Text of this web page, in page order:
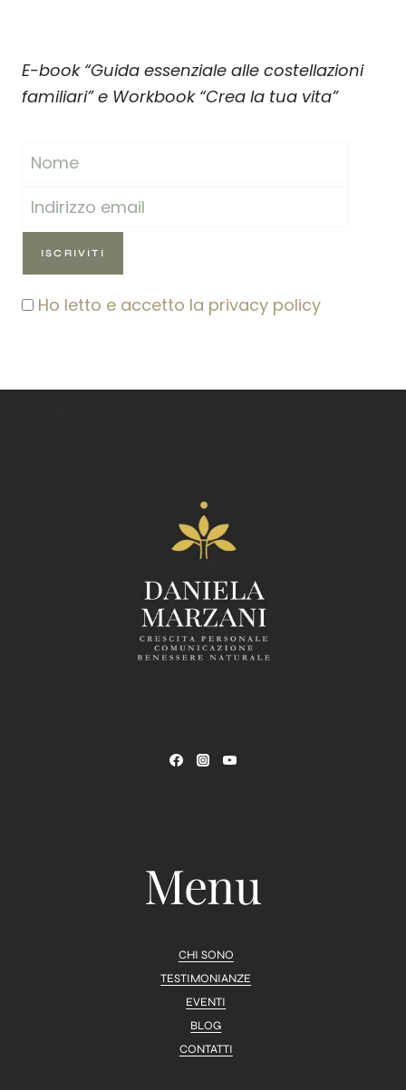
E-book “Guida essenziale alle costellazioni
familiari” e Workbook “Crea la tua vita”
Ho letto e accetto la privacy policy
Menu
CHI SONO
TESTIMONIANZE
EVENTI
BLOG
CONTATTI